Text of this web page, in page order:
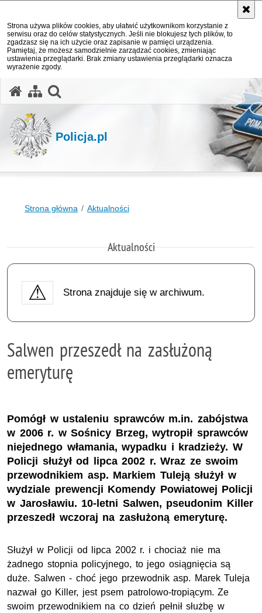
Strona używa plików cookies, aby ułatwić użytkownikom korzystanie z
serwisu oraz do celów statystycznych. Jeśli nie blokujesz tych plików, to
zgadzasz się na ich użycie oraz zapisanie w pamięci urządzenia.
Pamiętaj, że możesz samodzielnie zarządzać cookies, zmieniając
ustawienia przeglądarki. Brak zmiany ustawienia przeglądarki oznacza
wyrażenie zgody.
Policja.pl
Strona główna Aktualności
Aktualności
Strona znajduje się w archiwum.
Salwen przeszedł na zasłużoną
emeryturę
Pomógł w ustaleniu sprawców m.in. zabójstwa
w 2006 r. w Sośnicy Brzeg, wytropił sprawców
niejednego włamania, wypadku i kradzieży. W
Policji służył od lipca 2002 r. Wraz ze swoim
przewodnikiem asp. Markiem Tuleją służył w
wydziale prewencji Komendy Powiatowej Policji
w Jarosławiu. 10-letni Salwen, pseudonim Killer
przeszedł wczoraj na zasłużoną emeryturę.
Służył w Policji od lipca 2002 r. i chociaż nie ma
żadnego stopnia policyjnego, to jego osiągnięcia są
duże. Salwen - choć jego przewodnik asp. Marek Tuleja
nazwał go Killer, jest psem patrolowo-tropiącym. Ze
swoim przewodnikiem na co dzień pełnił służbę w